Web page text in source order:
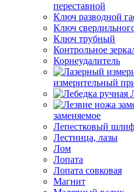
переставной
Ключ разводной
Ключ
Ключ трубный
Контрольное
Корнеудалитель
измерительный
заменяемое
Лепестковый
Лестница, лазы
Лом
Лопата
Лопата совковая
Магнит